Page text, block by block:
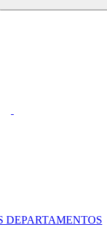
DEPARTAMENTOS